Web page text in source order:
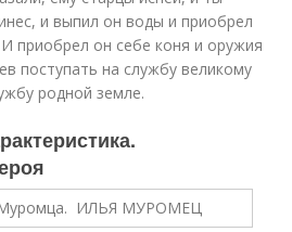
и выпил он воды и приобрел
приобрел он себе коня и оружия
поступать на службу великому
родной земле.